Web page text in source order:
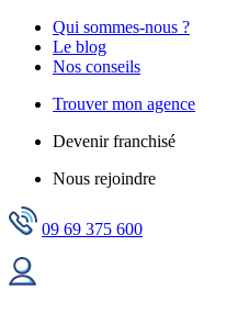
Qui sommes-nous ?
Le blog
Nos conseils
Trouver mon agence
Devenir franchisé
Nous rejoindre
09 69 375 600